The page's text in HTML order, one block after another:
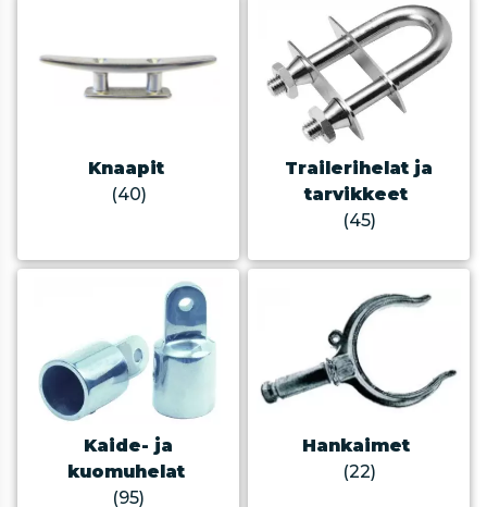
Knaapit
(40)
Trailerihelat ja
tarvikkeet
(45)
Kaide- ja
kuomuhelat
(95)
Hankaimet
(22)